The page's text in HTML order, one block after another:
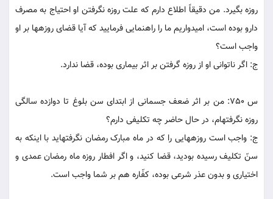
روزه بگيرد. من دقيقاً اطلاع دارم که علت روزه نگرفتن او احتياج به مصرف
دارو بوده است، اميدواريم ما را راهنمايى فرماييد که آيا قضاى روزه‏ها بر او
واجب است؟
ج: اگر ناتوانى او از روزه گرفتن بر اثر بيمارى بوده، قضا ندارد.
س 750: من بر اثر ضعف جسمانى از ابتداى سن بلوغ تا دوازده سالگى
روزه نگرفته‏ام، در حال حاضر چه تکليفى دارم؟
ج: واجب است روزه‏هايى را که در ماه مبارک رمضان نگرفته‏ايد با اينکه به
سنّ تکليف رسيده بوديد، قضا کنيد، و اگر افطار روزه ماه رمضان عمدى و
اختيارى و بدون عذر شرعى بوده، کفّاره هم بر شما واجب است.